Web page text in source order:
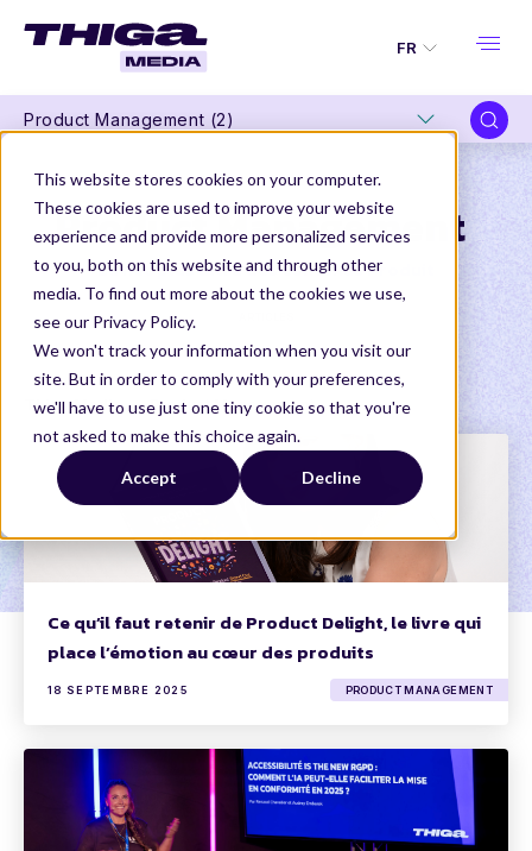
This website stores cookies on your computer.
These cookies are used to improve your website
experience and provide more personalized services
to you, both on this website and through other
media. To find out more about the cookies we use,
see our Privacy Policy.
We won't track your information when you visit our
site. But in order to comply with your preferences,
we'll have to use just one tiny cookie so that you're
not asked to make this choice again.
Accept Decline
FR
Product Management (2)
Product Management
Le nec plus ultra des contenus Produit
Thiga Media Product Management
Ce qu’il faut retenir de Product Delight, le livre qui
place l’émotion au cœur des produits
18 SEPTEMBRE 2025 PRODUCT MANAGEMENT